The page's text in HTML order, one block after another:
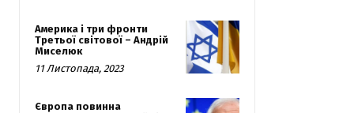
Америка і три фронти
Третьої світової – Андрій
Миселюк
11 Листопада, 2023
Європа повинна